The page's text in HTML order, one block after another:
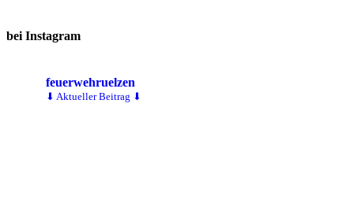
bei Instagram
feuerwehruelzen
⬇ Aktueller Beitrag ⬇